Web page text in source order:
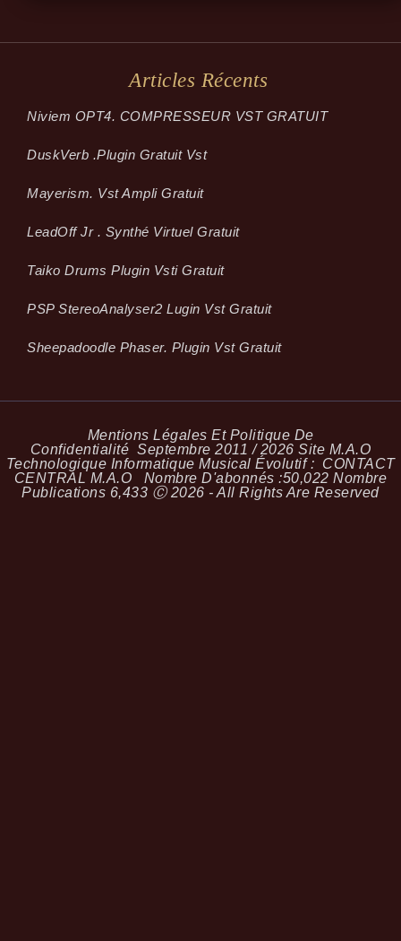
Articles Récents
Niviem OPT4. COMPRESSEUR VST GRATUIT
Dusk­Verb .plugin Gratuit Vst
Mayerism. Vst Ampli Gratuit
LeadOff Jr . Synthé Virtuel Gratuit
Taiko Drums Plugin Vsti Gratuit
PSP StereoAnalyser2 Lugin Vst Gratuit
Sheepadoodle Phaser. Plugin Vst Gratuit
Mentions Légales Et Politique De
Confidentialité Septembre 2011 / 2026 Site M.A.O
Technologique Informatique Musical Évolutif : CONTACT
CENTRAL M.A.O Nombre D'abonnés :50,022 Nombre
Publications 6,433 Ⓒ 2026 - All Rights Are Reserved